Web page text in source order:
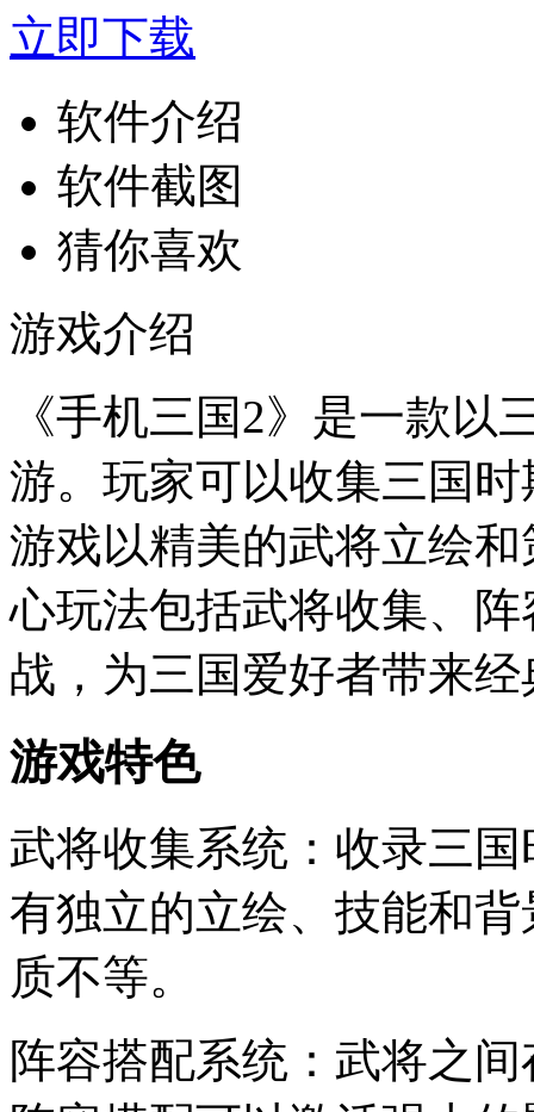
立即下载
软件介绍
软件截图
猜你喜欢
游戏介绍
《手机三国2》是一款
游。玩家可以收集三国
游戏以精美的武将立绘
心玩法包括武将收集、
战，为三国爱好者带来
游戏特色
武将收集系统：收录三
有独立的立绘、技能和
质不等。
阵容搭配系统：武将之